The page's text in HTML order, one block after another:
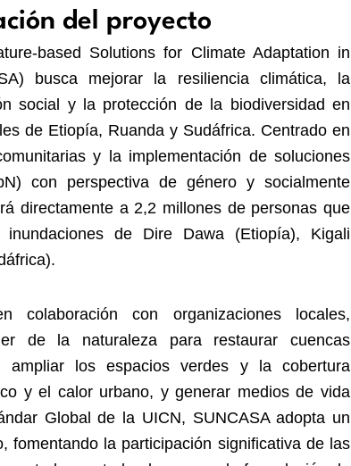
del proyecto
based Solutions for Climate Adaptation in
busca mejorar la resiliencia climática, la
social y la protección de la biodiversidad en
de Etiopía, Ruanda y Sudáfrica. Centrado en
y la implementación de soluciones
con perspectiva de género y socialmente
directamente a 2,2 millones de personas que
de Dire Dawa (Etiopía), Kigali
colaboración con organizaciones locales,
de la naturaleza para restaurar cuencas
ampliar los espacios verdes y la cobertura
y el calor urbano, y generar medios de vida
Global de la UICN, SUNCASA adopta un
fomentando la participación significativa de las